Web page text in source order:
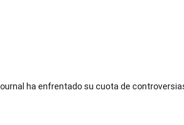
ha enfrentado su cuota de